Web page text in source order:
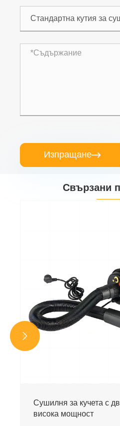
Изпращане
Свързани
Сушилня за кучета с
висока мощност

